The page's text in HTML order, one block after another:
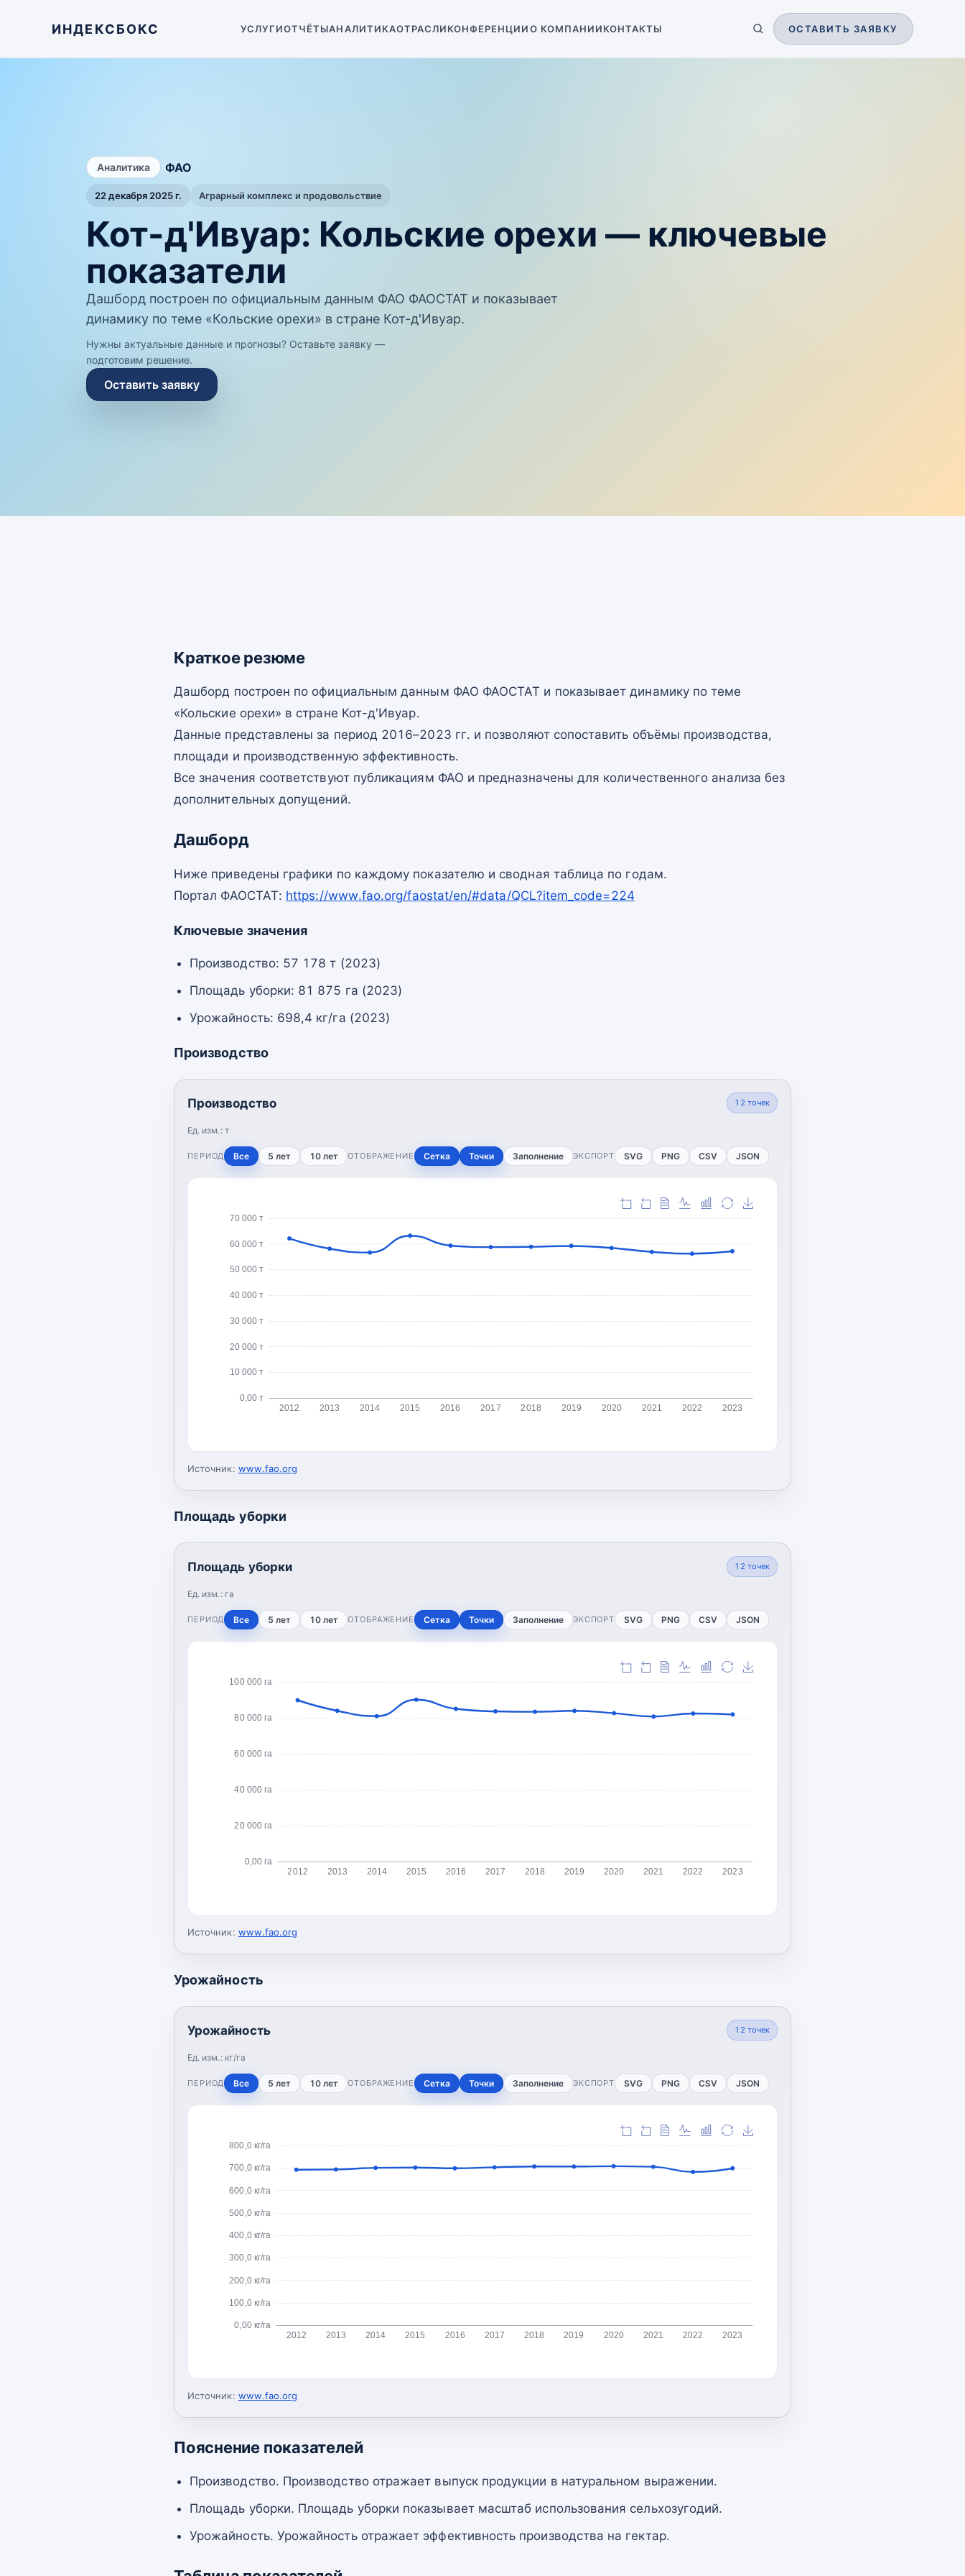
ИНДЕКСБОКС УСЛУГИОТЧЁТЫАНАЛИТИКАОТРАСЛИКОНФЕРЕНЦИИО КОМПАНИИКОНТАКТЫ ОСТАВИТЬ ЗАЯВКУ
Аналитика /ФАО
22 декабря 2025 г. Аграрный комплекс и продовольствие
Кот-д'Ивуар: Кольские орехи — ключевые
показатели
Дашборд построен по официальным данным ФАО ФАОСТАТ и показывает
динамику по теме «Кольские орехи» в стране Кот-д'Ивуар.
Нужны актуальные данные и прогнозы? Оставьте заявку —
подготовим решение.
Оставить заявку
Краткое резюме
Дашборд построен по официальным данным ФАО ФАОСТАТ и показывает динамику по теме
«Кольские орехи» в стране Кот-д'Ивуар.
Данные представлены за период 2016–2023 гг. и позволяют сопоставить объёмы производства,
площади и производственную эффективность.
Все значения соответствуют публикациям ФАО и предназначены для количественного анализа без
дополнительных допущений.
Дашборд
Ниже приведены графики по каждому показателю и сводная таблица по годам.
Портал ФАОСТАТ: https://www.fao.org/faostat/en/#data/QCL?item_code=224
Ключевые значения
Производство: 57 178 т (2023)
Площадь уборки: 81 875 га (2023)
Урожайность: 698,4 кг/га (2023)
Производство
Производство
Ед. изм.: т
12 точек
ПЕРИОД Все 5 лет 10 лет ОТОБРАЖЕНИЕ Сетка Точки Заполнение ЭКСПОРТ SVG PNG CSV JSON
0,00 т
10 000 т
20 000 т
30 000 т
40 000 т
50 000 т
60 000 т
70 000 т
2012 2013 2014 2015 2016 2017 2018 2019 2020 2021 2022 2023
Источник: www.fao.org
Площадь уборки
Площадь уборки
Ед. изм.: га
12 точек
ПЕРИОД Все 5 лет 10 лет ОТОБРАЖЕНИЕ Сетка Точки Заполнение ЭКСПОРТ SVG PNG CSV JSON
0,00 га
20 000 га
40 000 га
60 000 га
80 000 га
100 000 га
2012 2013 2014 2015 2016 2017 2018 2019 2020 2021 2022 2023
Источник: www.fao.org
Урожайность
Урожайность
Ед. изм.: кг/га
12 точек
ПЕРИОД Все 5 лет 10 лет ОТОБРАЖЕНИЕ Сетка Точки Заполнение ЭКСПОРТ SVG PNG CSV JSON
0,00 кг/га
100,0 кг/га
200,0 кг/га
300,0 кг/га
400,0 кг/га
500,0 кг/га
600,0 кг/га
700,0 кг/га
800,0 кг/га
2012 2013 2014 2015 2016 2017 2018 2019 2020 2021 2022 2023
Источник: www.fao.org
Пояснение показателей
Производство. Производство отражает выпуск продукции в натуральном выражении.
Площадь уборки. Площадь уборки показывает масштаб использования сельхозугодий.
Урожайность. Урожайность отражает эффективность производства на гектар.